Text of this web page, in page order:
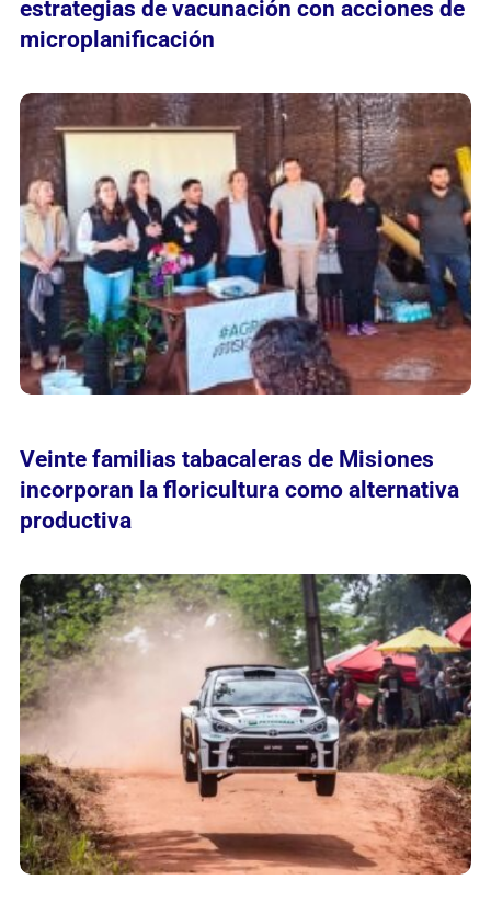
estrategias de vacunación con acciones de
microplanificación
Veinte familias tabacaleras de Misiones
incorporan la floricultura como alternativa
productiva